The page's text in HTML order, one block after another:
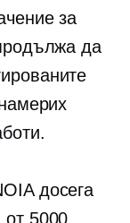
за
да
досега
от 5000